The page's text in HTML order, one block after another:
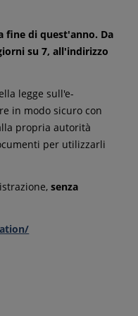
fine di quest'anno. Da
su 7, all'indirizzo
legge sull'e-
in modo sicuro con
propria autorità
per utilizzarli
senza